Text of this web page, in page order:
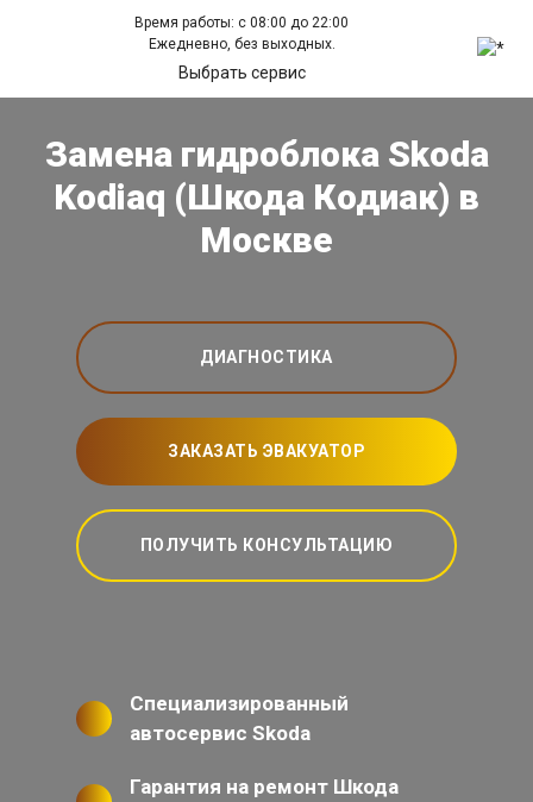
Время работы: с 08:00 до 22:00
Ежедневно, без выходных.
Выбрать сервис
Замена гидроблока Skoda
Kodiaq (Шкода Кодиак) в
Москве
ДИАГНОСТИКА
ЗАКАЗАТЬ ЭВАКУАТОР
ПОЛУЧИТЬ КОНСУЛЬТАЦИЮ
Специализированный
автосервис Skoda
Гарантия на ремонт Шкода